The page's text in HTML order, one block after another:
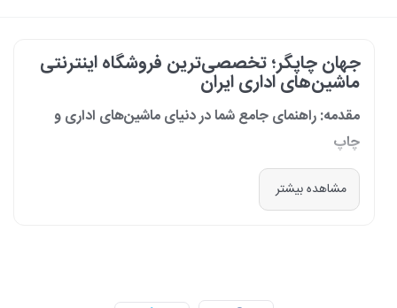
جهان چاپگر؛ تخصصی‌ترین فروشگاه اینترنتی
ماشین‌های اداری ایران
مقدمه: راهنمای جامع شما در دنیای ماشین‌های اداری و
چاپ
در دنیای پرشتاب امروز که کسب‌وکارها و سازمان‌ها برای افزایش بهره‌وری خود به
فناوری‌های نوین وابسته‌اند، دسترسی به ابزارهای کارآمد و قابل اعتماد یک
مشاهده بیشتر